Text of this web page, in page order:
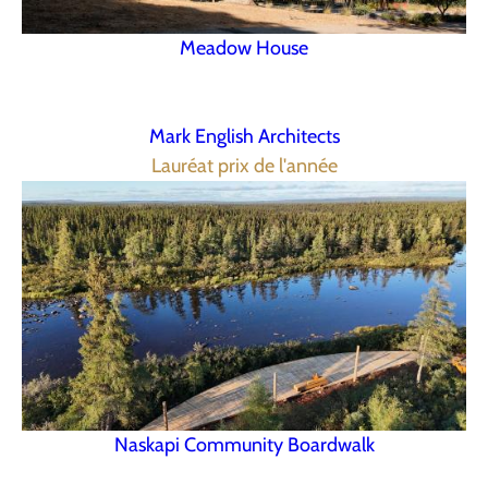
Meadow House
Mark English Architects
Lauréat prix de l'année
Naskapi Community Boardwalk